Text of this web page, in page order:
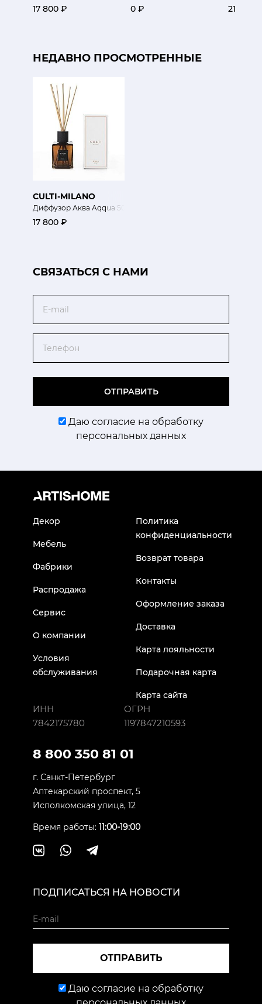
17 800 ₽ 0 ₽ 21 800 ₽
НЕДАВНО ПРОСМОТРЕННЫЕ
CULTI-MILANO
Диффузор Аква Aqqua 500мл
17 800 ₽
CВЯЗАТЬСЯ С НАМИ
ОТПРАВИТЬ
Даю согласие на обработку
персональных данных
Декор
Мебель
Фабрики
Распродажа
Сервис
О компании
Условия
обслуживания
Политика
конфиденциальности
Возврат товара
Контакты
Оформление заказа
Доставка
Карта лояльности
Подарочная карта
Карта сайта
ИНН
7842175780
ОГРН
1197847210593
8 800 350 81 01
г. Санкт-Петербург
Аптекарский проспект, 5
Исполкомская улица, 12
Время работы: 11:00-19:00
ПОДПИСАТЬСЯ НА НОВОСТИ
ОТПРАВИТЬ
Даю согласие на обработку